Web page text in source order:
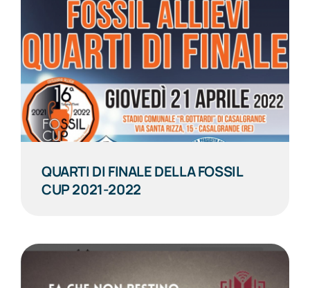
QUARTI DI FINALE DELLA FOSSIL
CUP 2021-2022